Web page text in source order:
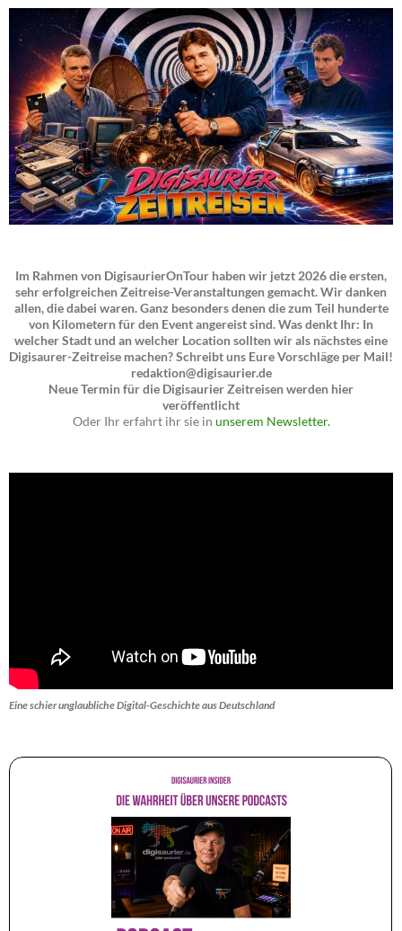
Im Rahmen von DigisaurierOnTour haben wir jetzt 2026 die ersten,
sehr erfolgreichen Zeitreise-Veranstaltungen gemacht. Wir danken
allen, die dabei waren. Ganz besonders denen die zum Teil hunderte
von Kilometern für den Event angereist sind. Was denkt Ihr: In
welcher Stadt und an welcher Location sollten wir als nächstes eine
Digisaurer-Zeitreise machen? Schreibt uns Eure Vorschläge per Mail!
redaktion@digisaurier.de
Neue Termin für die Digisaurier Zeitreisen werden hier
veröffentlicht
Oder Ihr erfahrt ihr sie in unserem Newsletter.
Eine schier unglaubliche Digital-Geschichte aus Deutschland